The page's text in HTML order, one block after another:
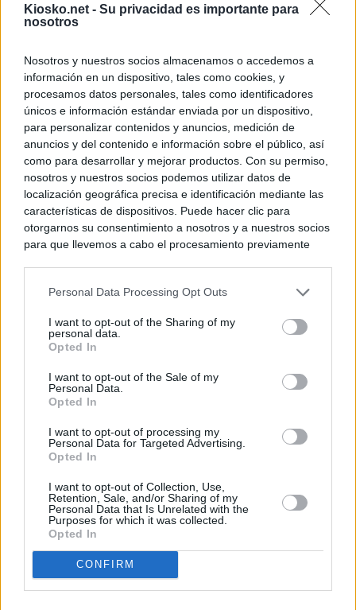
Kiosko.net - Su privacidad es importante para
nosotros
Nosotros y nuestros socios almacenamos o accedemos a
información en un dispositivo, tales como cookies, y
procesamos datos personales, tales como identificadores
únicos e información estándar enviada por un dispositivo,
para personalizar contenidos y anuncios, medición de
anuncios y del contenido e información sobre el público, así
como para desarrollar y mejorar productos. Con su permiso,
nosotros y nuestros socios podemos utilizar datos de
localización geográfica precisa e identificación mediante las
características de dispositivos. Puede hacer clic para
otorgarnos su consentimiento a nosotros y a nuestros socios
para que llevemos a cabo el procesamiento previamente
negar su consentimiento. Tenga en cuenta que algún
de su consentimiento, pero usted tiene el derecho de
rechazar tal procesamiento. Sus preferencias se aplicarán
cualquier momento entrando de nuevo en este sitio web o
visitando nuestra política de privacidad.
Personal Data Processing Opt Outs
I want to opt-out of the Sharing of my
personal data.
Opted In
I want to opt-out of the Sale of my
Personal Data.
Opted In
I want to opt-out of processing my
Personal Data for Targeted Advertising.
Opted In
I want to opt-out of Collection, Use,
Retention, Sale, and/or Sharing of my
Personal Data that Is Unrelated with the
Purposes for which it was collected.
Opted In
CONFIRM